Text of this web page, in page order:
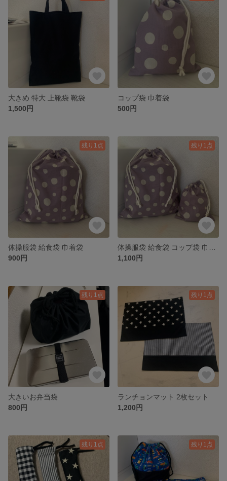
大きめ 特大 上靴袋 靴袋
1,500円
コップ袋 巾着袋
500円
残り1点
体操服袋 給食袋 巾着袋
900円
残り1点
1,100円
残り1点
大きいお弁当袋
800円
残り1点
ランチョンマット 2枚セット
1,200円
残り1点 残り1点